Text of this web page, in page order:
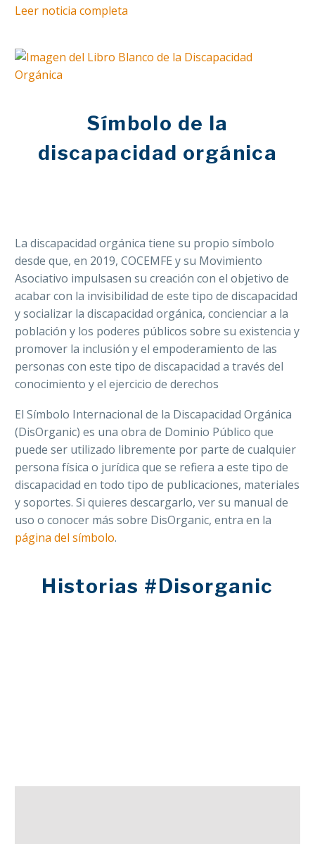
Leer noticia completa
Símbolo de la
discapacidad orgánica
La discapacidad orgánica tiene su propio símbolo
desde que, en 2019, COCEMFE y su Movimiento
Asociativo impulsasen su creación con el objetivo de
acabar con la invisibilidad de este tipo de discapacidad
y socializar la discapacidad orgánica, concienciar a la
población y los poderes públicos sobre su existencia y
promover la inclusión y el empoderamiento de las
personas con este tipo de discapacidad a través del
conocimiento y el ejercicio de derechos
El Símbolo Internacional de la Discapacidad Orgánica
(DisOrganic) es una obra de Dominio Público que
puede ser utilizado libremente por parte de cualquier
persona física o jurídica que se refiera a este tipo de
discapacidad en todo tipo de publicaciones, materiales
y soportes. Si quieres descargarlo, ver su manual de
uso o conocer más sobre DisOrganic, entra en la
página del símbolo.
Historias #Disorganic